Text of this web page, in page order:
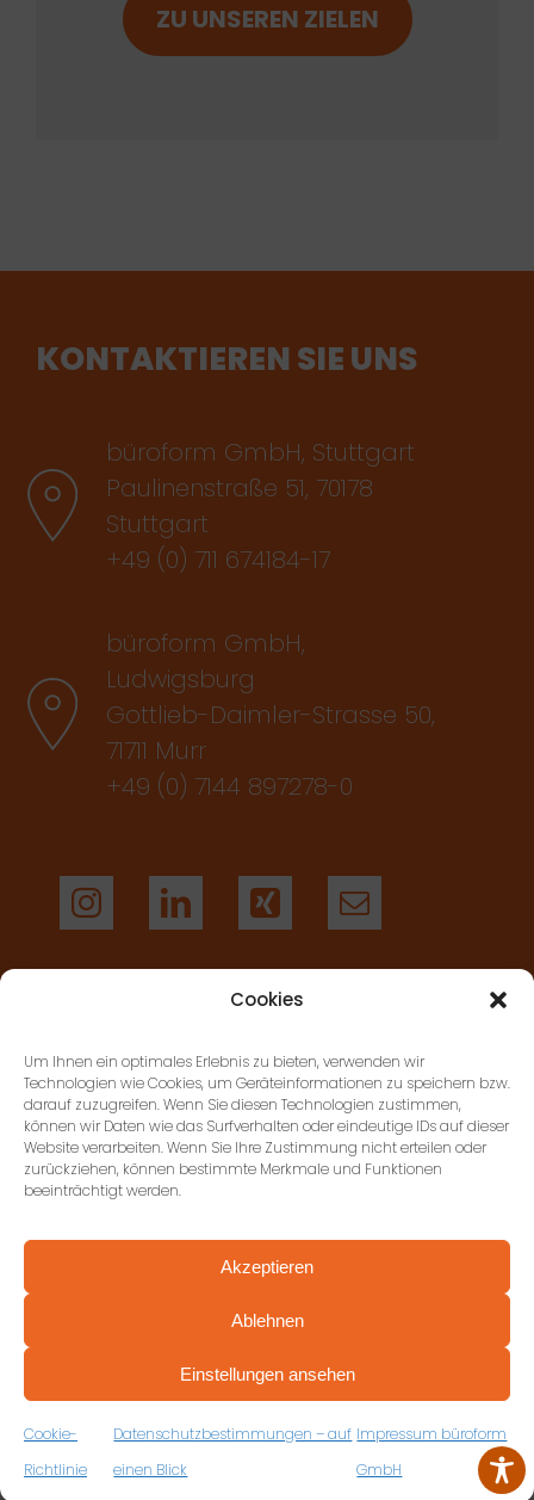
Cookies
Um Ihnen ein optimales Erlebnis zu bieten, verwenden wir
Technologien wie Cookies, um Geräteinformationen zu speichern bzw.
darauf zuzugreifen. Wenn Sie diesen Technologien zustimmen,
können wir Daten wie das Surfverhalten oder eindeutige IDs auf dieser
Website verarbeiten. Wenn Sie Ihre Zustimmung nicht erteilen oder
zurückziehen, können bestimmte Merkmale und Funktionen
beeinträchtigt werden.
Akzeptieren
Ablehnen
Einstellungen ansehen
Cookie-
Richtlinie
Datenschutzbestimmungen – auf
einen Blick
Impressum büroform
GmbH
ZU UNSEREN ZIELEN
KONTAKTIEREN SIE UNS
büroform GmbH, Stuttgart
Paulinenstraße 51, 70178
Stuttgart
+49 (0) 711 674184-17
büroform GmbH,
Ludwigsburg
Gottlieb-Daimler-Strasse 50,
71711 Murr
+49 (0) 7144 897278-0
KONTAKT
IMPRESSUM
Copyright 2025 ©
büroform
Erstellung:DOUBLE-YOUMEDIA.DE
VEREINBAREN SIE JETZT IHRE
KOSTENFREIE ERSTBERATUNG
ZUM RÜCKRUFFORMULAR